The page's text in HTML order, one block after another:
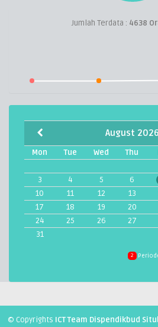
Jumlah Terdata : 4638
August 2026
Mon Tue Wed Thu
3
4 5 6
10
11 12 13
17
18 19 20
24
25 26 27
31
2
© Copyrights ICT Team Dispendikbud